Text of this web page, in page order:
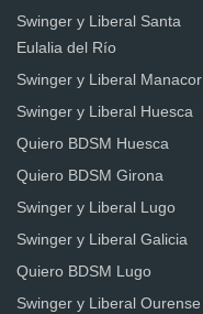
Swinger y Liberal Santa
Eulalia del Río
Swinger y Liberal Manacor
Swinger y Liberal Huesca
Quiero BDSM Huesca
Quiero BDSM Girona
Swinger y Liberal Lugo
Swinger y Liberal Galicia
Quiero BDSM Lugo
Swinger y Liberal Ourense